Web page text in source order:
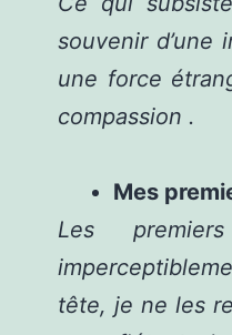
souvenir d’une
une force
compassion .
Mes
Les
tête, je ne les